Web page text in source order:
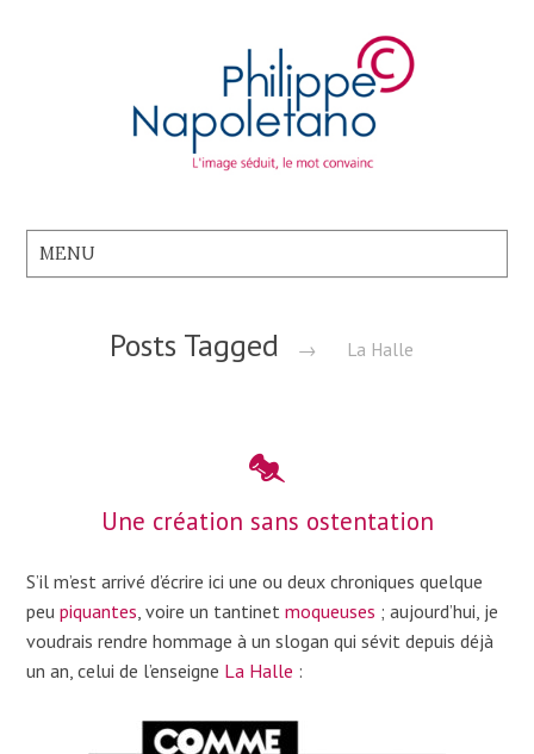
Posts Tagged → La Halle
Une création sans ostentation
S’il m’est arrivé d’écrire ici une ou deux chroniques quelque
peupiquantes, voire un tantinetmoqueuses ; aujourd’hui, je
voudrais rendre hommage à un slogan qui sévit depuis déjà
un an, celui de l’enseigne La Halle :